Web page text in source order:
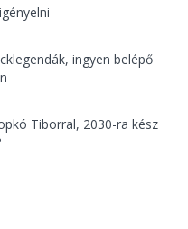
ingyen belépő
Tiborral, 2030-ra kész